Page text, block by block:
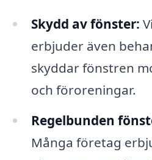
Skydd av fönster:
erbjuder även
skyddar fönstren
och föroreningar.
Regelbunden
Många företag